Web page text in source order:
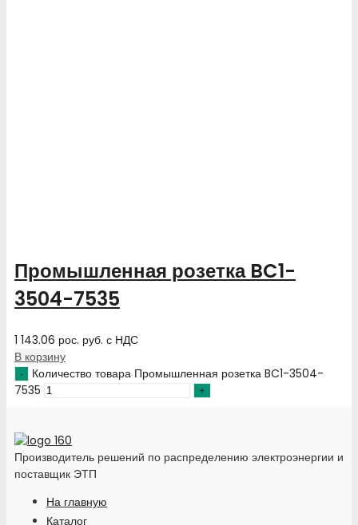
Промышленная розетка BC1-
3504-7535
1 143.06 рос. руб. с НДС
В корзину
Количество товара Промышленная розетка BC1-3504-
7535
Производитель решений по распределению электроэнергии и
поставщик ЭТП
На главную
Каталог